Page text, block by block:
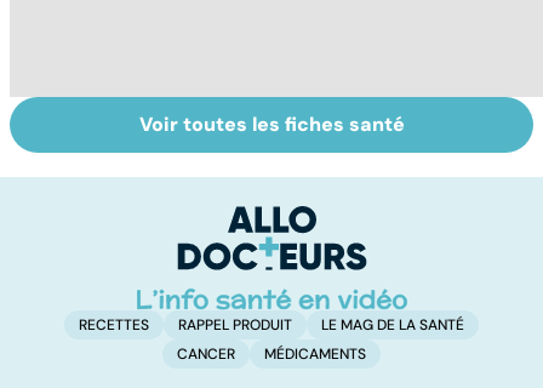
Gynéco : un suivi
pour la vie
Sexualité,
infertilité et
étroits
Voir toutes les fiches santé
RECETTES RAPPEL PRODUIT
LE MAG DE LA SANTÉ
CANCER
MÉDICAMENTS